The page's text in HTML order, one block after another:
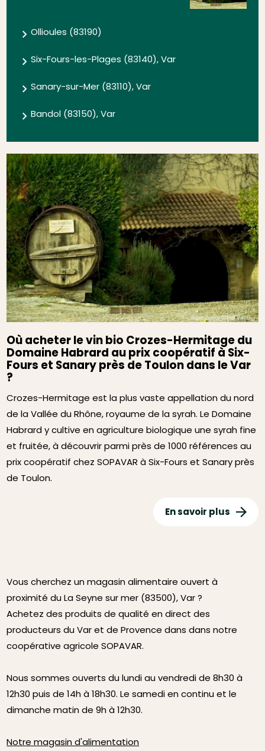
Ollioules (83190)
Six-Fours-les-Plages (83140), Var
Sanary-sur-Mer (83110), Var
Bandol (83150), Var
Où acheter le vin bio Crozes-Hermitage du
Domaine Habrard au prix coopératif à Six-
Fours et Sanary près de Toulon dans le Var
?
Crozes-Hermitage est la plus vaste appellation du nord
de la Vallée du Rhône, royaume de la syrah. Le Domaine
Habrard y cultive en agriculture biologique une syrah fine
et fruitée, à découvrir parmi près de 1000 références au
prix coopératif chez SOPAVAR à Six-Fours et Sanary près
de Toulon.
En savoir plus
Vous cherchez un magasin alimentaire ouvert à
proximité du La Seyne sur mer (83500), Var ?
Achetez des produits de qualité en direct des
producteurs du Var et de Provence dans dans notre
coopérative agricole SOPAVAR.
Nous sommes ouverts du lundi au vendredi de 8h30 à
12h30 puis de 14h à 18h30. Le samedi en continu et le
dimanche matin de 9h à 12h30.
Notre magasin d'alimentation